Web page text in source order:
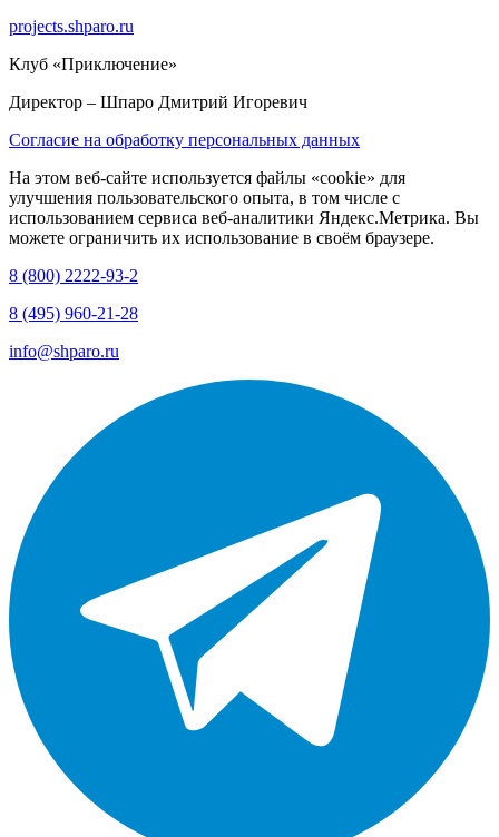
projects.shparo.ru
Клуб «Приключение»
Директор – Шпаро Дмитрий Игоревич
Согласие на обработку персональных данных
На этом веб-сайте используется файлы «cookie» для
улучшения пользовательского опыта, в том числе с
использованием сервиса веб-аналитики Яндекс.Метрика. Вы
можете ограничить их использование в своём браузере.
8 (800) 2222-93-2
8 (495) 960-21-28
info@shparo.ru